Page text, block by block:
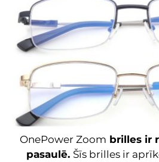
OnePower Zoom brilles ir
pasaulē. Šīs brilles ir